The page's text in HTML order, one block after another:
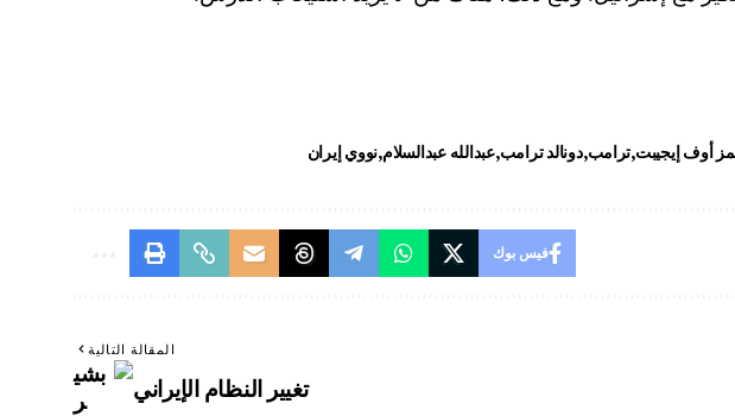
أوف إيجيبت ترامب دونالد ترامب عبدالله عبدالسلام نووي إيران
فيس بوك
المقالة التالية
تغيير النظام الإيراني